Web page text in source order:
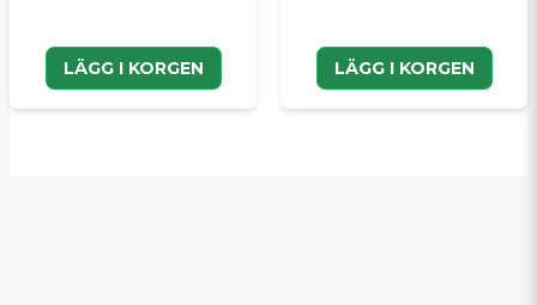
LÄGG I KORGEN LÄGG I KORGEN